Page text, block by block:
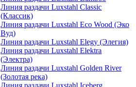
Линия раздачи Luxstahl Classic
(Классик)
Линия раздачи Luxstahl Eco Wood (Эко
Вуд)
Линия раздачи Luxstahl Elegy (Элегия)
Линия раздачи Luxstahl Elektra
(Электра)
Линия раздачи Luxstahl Golden River
(Золотая река)
Линия раздачи Luxstahl Iceberg